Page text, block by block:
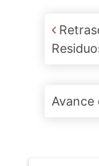
Post
Avance